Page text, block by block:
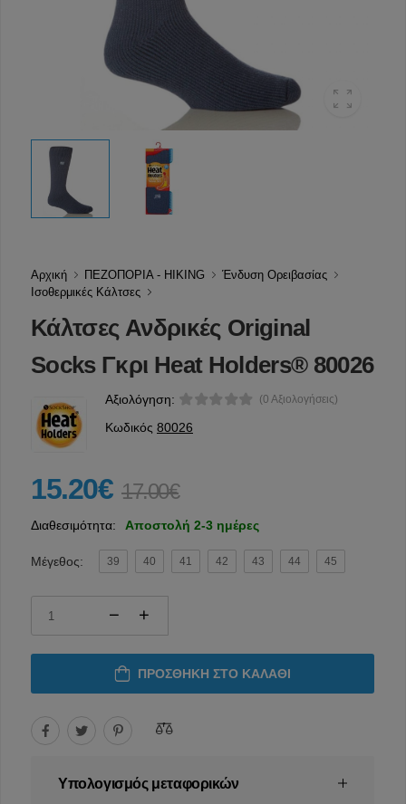
Αρχική ΠΕΖΟΠΟΡΙΑ - HIKING
Ένδυση Ορειβασίας
Ισοθερμικές Κάλτσες
Κάλτσες Ανδρικές Original
Socks Γκρι Heat Holders® 80026
Αξιολόγηση: (0 Αξιολογήσεις)
Κωδικός 80026
15.20€ 17.00€
Διαθεσιμότητα: Αποστολή 2-3 ημέρες
Μέγεθος: 39 40 41 42 43 44 45
ΠΡΟΣΘΉΚΗ ΣΤΟ ΚΑΛΆΘΙ
Υπολογισμός μεταφορικών